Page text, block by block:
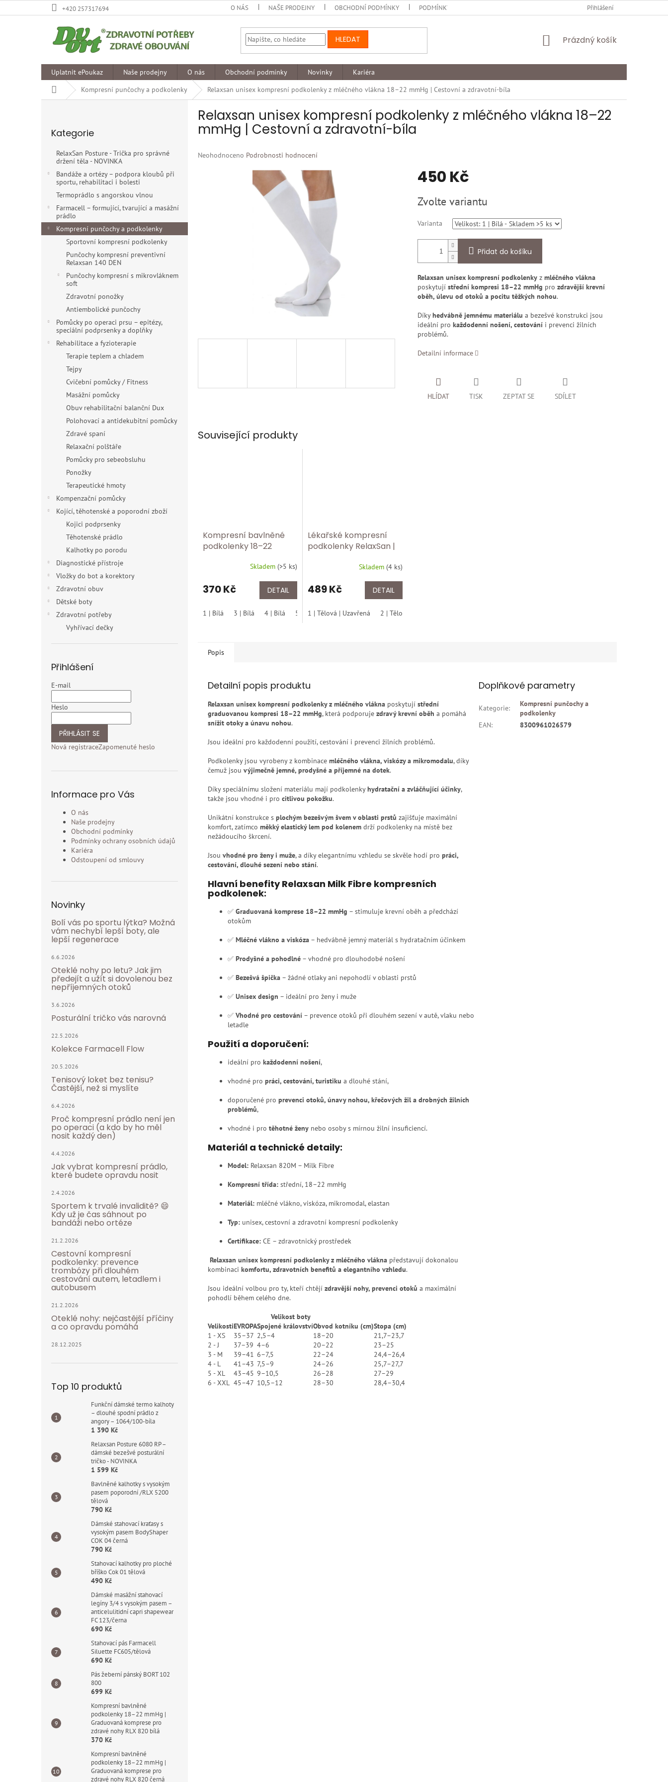
na
+420 257317694 O NÁS NAŠE PRODEJNY OBCHODNÍ PODMÍNKY PODMÍNKY OCHRANY OSOBNÍCH ÚDAJŮ ODSTOUPENÍ OD
Přihlášení
HLEDAT
NÁKUPNÍ
Prázdný košík
Uplatnit ePoukaz Naše prodejny O nás Obchodní podmínky Novinky
Kariéra
Domů
Kompresní punčochy a podkolenky Relaxsan unisex kompresní podkolenky z mléčného vlákna 18–22 mmHg | Cestovní a zdravotní-bíla
n
e
kategorie
Kategorie
RelaxSan Posture - Trička pro správné
držení těla - NOVINKA
Bandáže a ortézy – podpora kloubů při
sportu, rehabilitaci i bolesti
Termoprádlo s angorskou vlnou
Farmacell – formující, tvarující a masážní
prádlo
Kompresní punčochy a podkolenky
Sportovní kompresní podkolenky
Punčochy kompresní preventivní
Relaxsan 140 DEN
Punčochy kompresní s mikrovláknem
soft
Zdravotní ponožky
Antiembolické punčochy
Pomůcky po operaci prsu – epitézy,
speciální podprsenky a doplňky
Rehabilitace a fyzioterapie
Terapie teplem a chladem
Tejpy
Cvičební pomůcky / Fitness
Masážní pomůcky
Obuv rehabilitační balanční Dux
Polohovací a antidekubitní pomůcky
Zdravé spaní
Relaxační polštáře
Pomůcky pro sebeobsluhu
Ponožky
Terapeutické hmoty
Kompenzační pomůcky
Kojící, těhotenské a poporodní zboží
Kojici podprsenky
Těhotenské prádlo
Kalhotky po porodu
Diagnostické přístroje
Vložky do bot a korektory
Zdravotní obuv
Dětské boty
Zdravotní potřeby
Vyhřívací dečky
Přihlášení
E-mail
Heslo
PŘIHLÁSIT SE
Nová registraceZapomenuté heslo
Informace pro Vás
O nás
Naše prodejny
Obchodní podmínky
Podmínky ochrany osobních údajů
Kariéra
Odstoupení od smlouvy
Novinky
Bolí vás po sportu lýtka? Možná
vám nechybí lepší boty, ale
lepší regenerace
6.6.2026
Oteklé nohy po letu? Jak jim
předejít a užít si dovolenou bez
nepříjemných otoků
3.6.2026
Posturální tričko vás narovná
22.5.2026
Kolekce Farmacell Flow
20.5.2026
Tenisový loket bez tenisu?
Častější, než si myslíte
6.4.2026
Proč kompresní prádlo není jen
po operaci (a kdo by ho měl
nosit každý den)
4.4.2026
Jak vybrat kompresní prádlo,
které budete opravdu nosit
2.4.2026
Sportem k trvalé invaliditě? 😄
Kdy už je čas sáhnout po
bandáži nebo ortéze
21.2.2026
Cestovní kompresní
podkolenky: prevence
trombózy při dlouhém
cestování autem, letadlem i
autobusem
21.2.2026
Oteklé nohy: nejčastější příčiny
a co opravdu pomáhá
28.12.2025
Top 10 produktů
Funkční dámské termo kalhoty
– dlouhé spodní prádlo z
angory – 1064/100-bíla
1 390 Kč
Relaxsan Posture 6080 RP –
dámské bezešvé posturální
tričko - NOVINKA
1 599 Kč
Bavlněné kalhotky s vysokým
pasem poporodní /RLX 5200
tělová
790 Kč
Dámské stahovací kraťasy s
vysokým pasem BodyShaper
COK 04 černá
790 Kč
Stahovací kalhotky pro ploché
bříško Cok 01 tělová
490 Kč
Dámské masážní stahovací
legíny 3/4 s vysokým pasem –
anticelulitidní capri shapewear
FC 123/černa
690 Kč
Stahovací pás Farmacell
Siluette FC605/tělová
690 Kč
Pás žeberní pánský BORT 102
800
699 Kč
Kompresní bavlněné
podkolenky 18–22 mmHg |
Graduovaná komprese pro
zdravé nohy RLX 820 bílá
370 Kč
Kompresní bavlněné
podkolenky 18–22 mmHg |
Graduovaná komprese pro
zdravé nohy RLX 820 černá
Relaxsan unisex kompresní podkolenky z mléčného vlákna 18–22
mmHg | Cestovní a zdravotní-bíla
Průměrné
Neohodnoceno Podrobnosti hodnocení
450 Kč
cena:
Zvolte variantu
Varianta
Přidat do košíku
Relaxsan unisex kompresní podkolenkyz mléčného vlákna
poskytují střední kompresi 18–22 mmHg pro zdravější krevní
oběh, úlevu od otoků a pocitu těžkých nohou.
Díkyhedvábně jemnému materiálu a bezešvé konstrukci jsou
ideální pro každodenní nošení, cestováníi prevenci žilních
problémů.
Detailní informace
TISK ZEPTAT SE
HLÍDAT SDÍLET
Související produkty
Kompresní bavlněné
podkolenky 18–22
komprese pro zdravé
nohy RLX 820 bílá
Skladem (>5 ks)
370 Kč DETAIL
1 | Bílá 3 | Bílá 4 | Bílá 5 | Bílá 6 | Bílá
Lékařské kompresní
podkolenky RelaxSan |
Mikrovlákno ✅ 2150
uzavřená špice tělová
Skladem (4 ks)
489 Kč DETAIL
1 | Tělová | Uzavřená 2 | Tělová | Uzavřená
Popis
Detailní popis produktu
Relaxsan unisex kompresní podkolenky z mléčného vlákna poskytují střední
graduovanou kompresi 18–22 mmHg, která podporuje zdravý krevní oběh a pomáhá
snížit otoky a únavu nohou.
Jsou ideální pro každodenní použití, cestování i prevenci žilních problémů.
Podkolenky jsou vyrobeny z kombinace mléčného vlákna, viskózy a mikromodalu, díky
čemuž jsou výjimečně jemné, prodyšné a příjemné na dotek.
Díky speciálnímu složení materiálu mají podkolenkyhydratační a zvláčňující účinky,
takže jsou vhodné i pro citlivou pokožku.
Unikátní konstrukce s plochým bezešvým švem v oblasti prstů zajišťuje maximální
komfort, zatímco měkký elastický lem pod kolenem drží podkolenky na místě bez
nežádoucího škrcení.
Jsou vhodné pro ženy i muže, a díky elegantnímu vzhledu se skvěle hodí pro práci,
cestování, dlouhé sezení nebo stání.
Hlavní benefity Relaxsan Milk Fibre kompresních
podkolenek:
✅ Graduovaná komprese 18–22 mmHg – stimuluje krevní oběh a předchází
otokům
✅ Mléčné vlákno a viskóza – hedvábně jemný materiál s hydratačním účinkem
✅ Prodyšné a pohodlné – vhodné pro dlouhodobé nošení
✅ Bezešvá špička – žádné otlaky ani nepohodlí v oblasti prstů
✅ Unisex design – ideální pro ženy i muže
✅ Vhodné pro cestování – prevence otoků při dlouhém sezení v autě, vlaku nebo
letadle
Použití a doporučení:
ideální pro každodenní nošení,
vhodné pro práci, cestování, turistiku a dlouhé stání,
doporučené pro prevenci otoků, únavy nohou, křečových žil a drobných žilních
problémů,
vhodné i pro těhotné ženy nebo osoby s mírnou žilní insuficiencí.
Materiál a technické detaily:
Model: Relaxsan 820M – Milk Fibre
Kompresní třída: střední, 18–22 mmHg
Materiál: mléčné vlákno, viskóza, mikromodal, elastan
Typ: unisex, cestovní a zdravotní kompresní podkolenky
Certifikace: CE – zdravotnický prostředek
Relaxsan unisex kompresní podkolenky z mléčného vlákna představují dokonalou
kombinaci komfortu, zdravotních benefitů a elegantního vzhledu.
Jsou ideální volbou pro ty, kteří chtějí zdravější nohy, prevenci otoků a maximální
pohodlí během celého dne.
Velikost boty
VelikostiEVROPASpojené královstvíObvod kotníku (cm)Stopa (cm)
1 - XS
35–37 2,5–4 18–20
21,7–23,7
2 - J
37–39 4–6 20–22
23–25
3 - M
39–41 6–7,5 22–24
24,4–26,4
4 - L
41–43 7,5–9 24–26
25,7–27,7
5 - XL
43–45 9–10,5 26–28
27–29
6 - XXL 45–47 10,5–12 28–30 28,4–30,4
Doplňkové parametry
Kategorie:
Kompresní punčochy a
podkolenky
EAN: 8300961026579